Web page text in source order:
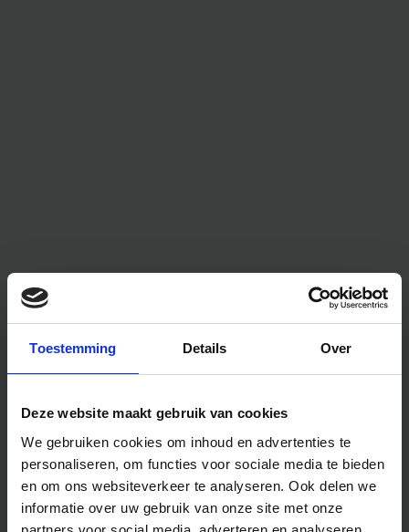
Toestemming Details Over
Deze website maakt gebruik van cookies
We gebruiken cookies om inhoud en advertenties te
personaliseren, om functies voor sociale media te bieden
en om ons websiteverkeer te analyseren. Ook delen we
informatie over uw gebruik van onze site met onze